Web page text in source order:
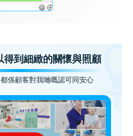
得到細緻的關懷與照顧
係顧客對我哋嘅認可同安心